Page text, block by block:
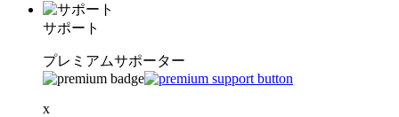
サポート
プレミアムサポーター
x